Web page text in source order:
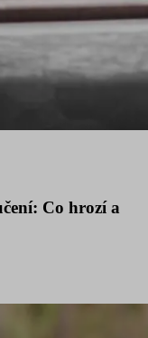
Co hrozí a